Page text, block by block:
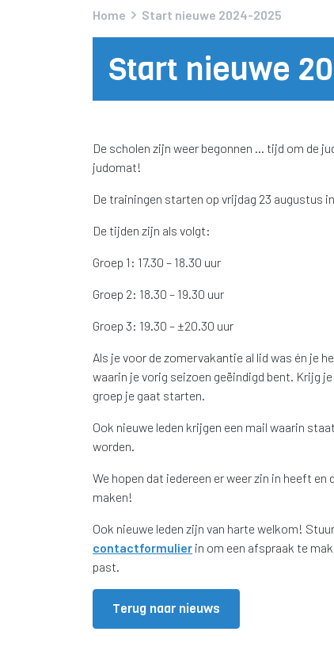
Home Start nieuwe 2024-2025
Start nieuwe
De scholen zijn weer begonnen … tijd om de
judomat!
De trainingen starten op vrijdag 23 augustus
De tijden zijn als volgt:
Groep 1: 17.30 – 18.30 uur
Groep 2: 18.30 – 19.30 uur
Groep 3: 19.30 – ±20.30 uur
Als je voor de zomervakantie al lid was én je
waarin je vorig seizoen geëindigd bent. Krijg
groep je gaat starten.
Ook nieuwe leden krijgen een mail waarin
worden.
We hopen dat iedereen er weer zin in heeft en
maken!
Ook nieuwe leden zijn van harte welkom!
contactformulier in om een afspraak te
past.
Terug naar nieuws